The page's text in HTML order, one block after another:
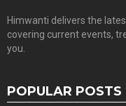
Himwanti delivers the
covering current events,
you.
POPULAR POSTS